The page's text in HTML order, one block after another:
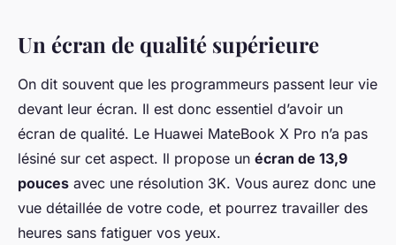
Un écran de qualité supérieure
On dit souvent que les programmeurs passent leur vie
devant leur écran. Il est donc essentiel d’avoir un
écran de qualité. Le Huawei MateBook X Pro n’a pas
lésiné sur cet aspect. Il propose un écran de 13,9
pouces avec une résolution 3K. Vous aurez donc une
vue détaillée de votre code, et pourrez travailler des
heures sans fatiguer vos yeux.